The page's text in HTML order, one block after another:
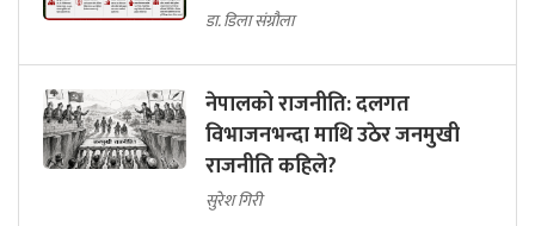
डा. डिला संग्रौला
नेपालको राजनीति: दलगत
विभाजनभन्दा माथि उठेर जनमुखी
राजनीति कहिले?
सुरेश गिरी